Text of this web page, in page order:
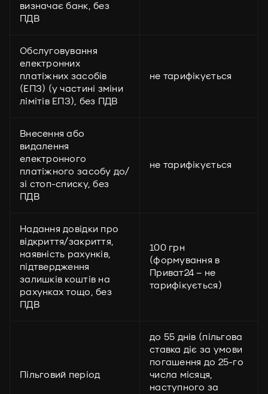
визначає банк, без
ПДВ
Обслуговування
електронних
платіжних засобів
(ЕПЗ) (у частині зміни
лімітів ЕПЗ), без ПДВ
не тарифікується
Внесення або
видалення
електронного
платіжного засобу до/
зі стоп-списку, без
ПДВ
не тарифікується
Надання довідки про
відкриття/закриття,
наявність рахунків,
підтвердження
залишків коштів на
рахунках тощо, без
ПДВ
100 грн
(формування в
Приват24 – не
тарифікується)
Пільговий період
до 55 днів (пільгова
ставка діє за умови
погашення до 25-го
числа місяця,
наступного за